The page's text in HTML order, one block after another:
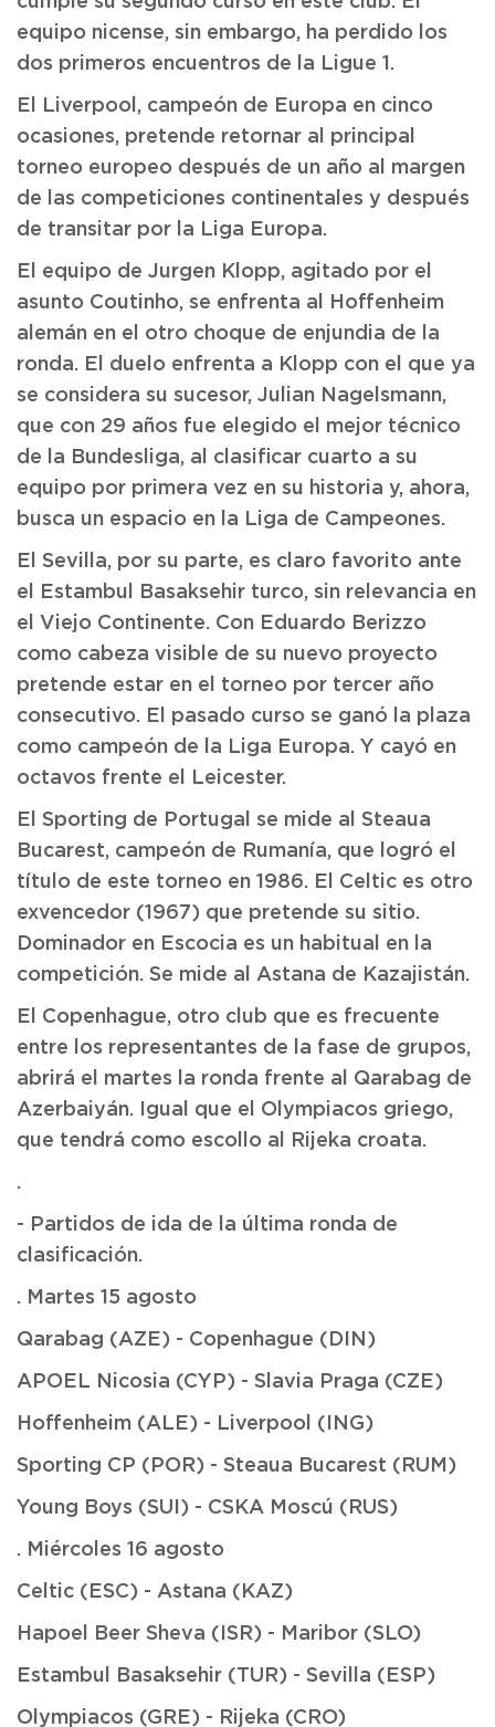
equipo nicense, sin embargo, ha perdido los
dos primeros encuentros de la Ligue 1.
El Liverpool, campeón de Europa en cinco
ocasiones, pretende retornar al principal
torneo europeo después de un año al margen
de las competiciones continentales y después
de transitar por la Liga Europa.
El equipo de Jurgen Klopp, agitado por el
asunto Coutinho, se enfrenta al Hoffenheim
alemán en el otro choque de enjundia de la
ronda. El duelo enfrenta a Klopp con el que ya
se considera su sucesor, Julian Nagelsmann,
que con 29 años fue elegido el mejor técnico
de la Bundesliga, al clasificar cuarto a su
equipo por primera vez en su historia y, ahora,
busca un espacio en la Liga de Campeones.
El Sevilla, por su parte, es claro favorito ante
el Estambul Basaksehir turco, sin relevancia en
el Viejo Continente. Con Eduardo Berizzo
como cabeza visible de su nuevo proyecto
pretende estar en el torneo por tercer año
consecutivo. El pasado curso se ganó la plaza
como campeón de la Liga Europa. Y cayó en
octavos frente el Leicester.
El Sporting de Portugal se mide al Steaua
Bucarest, campeón de Rumanía, que logró el
título de este torneo en 1986. El Celtic es otro
exvencedor (1967) que pretende su sitio.
Dominador en Escocia es un habitual en la
competición. Se mide al Astana de Kazajistán.
El Copenhague, otro club que es frecuente
entre los representantes de la fase de grupos,
abrirá el martes la ronda frente al Qarabag de
Azerbaiyán. Igual que el Olympiacos griego,
que tendrá como escollo al Rijeka croata.
.
- Partidos de ida de la última ronda de
clasificación.
. Martes 15 agosto
Qarabag (AZE) - Copenhague (DIN)
APOEL Nicosia (CYP) - Slavia Praga (CZE)
Hoffenheim (ALE) - Liverpool (ING)
Sporting CP (POR) - Steaua Bucarest (RUM)
Young Boys (SUI) - CSKA Moscú (RUS)
. Miércoles 16 agosto
Celtic (ESC) - Astana (KAZ)
Hapoel Beer Sheva (ISR) - Maribor (SLO)
Estambul Basaksehir (TUR) - Sevilla (ESP)
Olympiacos (GRE) - Rijeka (CRO)